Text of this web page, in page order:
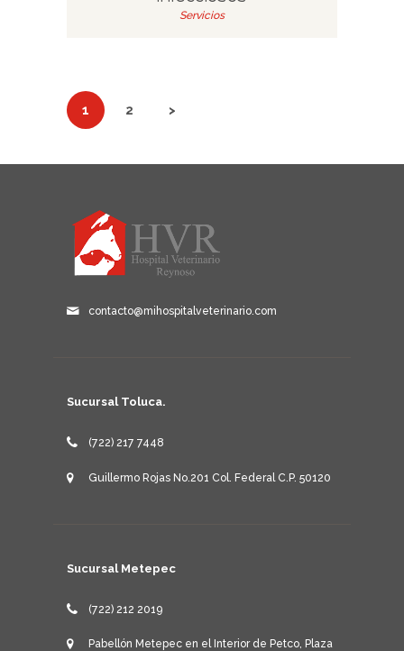
Servicios
Navegación
dePAGE
1 PAGE
2 >
contacto@mihospitalveterinario.com
Sucursal Toluca.
(722) 217 7448
Guillermo Rojas No.201 Col. Federal C.P. 50120
Sucursal Metepec
(722) 212 2019
Pabellón Metepec en el Interior de Petco, Plaza